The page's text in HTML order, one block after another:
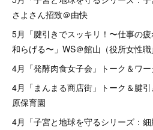
さよさん招致＠由快
5月「腱引きでスッキリ！〜仕事の
和らげる〜」WS＠館山（役所女性職
4月「発酵肉食女子会」トーク＆ワ
4月「まんまる商店街」トーク＆腱
原保育園
4月「子宮と地球を守るシリーズ：